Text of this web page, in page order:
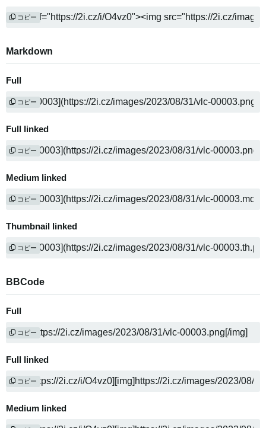
コピー
Markdown
Full
コピー
Full linked
コピー
Medium linked
コピー
Thumbnail linked
コピー
BBCode
Full
コピー
Full linked
コピー
Medium linked